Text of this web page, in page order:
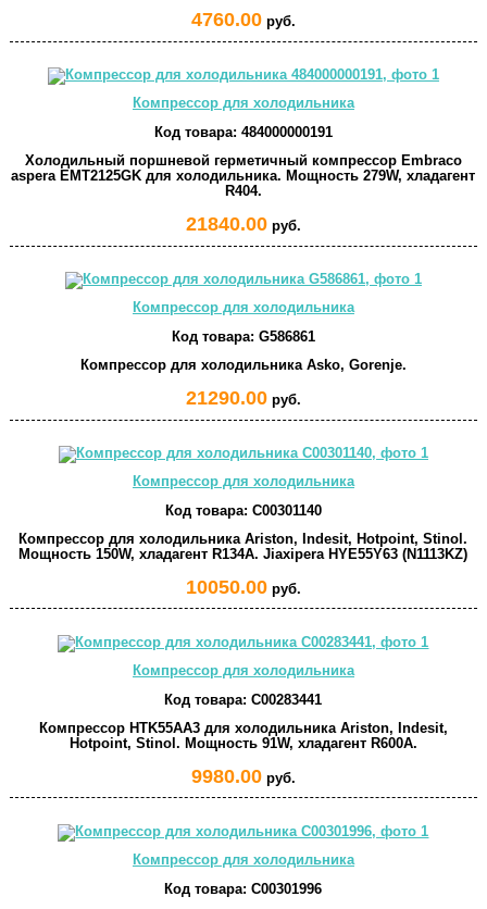
4760.00руб.
Компрессор для холодильника
Код товара: 484000000191
Холодильный поршневой герметичный компрессор Embraco
aspera EMT2125GK для холодильника. Мощность 279W, хладагент
R404.
21840.00руб.
Компрессор для холодильника
Код товара: G586861
Компрессор для холодильника Asko, Gorenje.
21290.00руб.
Компрессор для холодильника
Код товара: C00301140
Компрессор для холодильника Ariston, Indesit, Hotpoint, Stinol.
Мощность 150W, хладагент R134A. Jiaxipera HYE55Y63 (N1113KZ)
10050.00руб.
Компрессор для холодильника
Код товара: C00283441
Компрессор HTK55AA3 для холодильника Ariston, Indesit,
Hotpoint, Stinol. Мощность 91W, хладагент R600A.
9980.00руб.
Компрессор для холодильника
Код товара: C00301996